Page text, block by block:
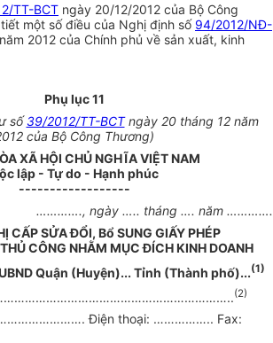
TT-BCT ngày 20/12/2012 của Bộ Công
một số điều của Nghị định số 94/2012/NĐ-
2012 của Chính phủ về sản xuất, kinh
Phụ lục 11
số39/2012/TT-BCTngày 20 tháng 12 năm
của Bộ Công Thương)
XÃ HỘI CHỦ NGHĨA VIỆT NAM
lập - Tự do - Hạnh phúc
------------------
…………., ngày ….. tháng …. năm ………….
CẤP SỬA ĐỔI, Bổ SUNG GIẤY PHÉP
CÔNG NHẰM MỤC ĐÍCH KINH DOANH
Quận (Huyện)... Tỉnh (Thành phố)...(1)
(2)
Điện thoại: …………….. Fax: